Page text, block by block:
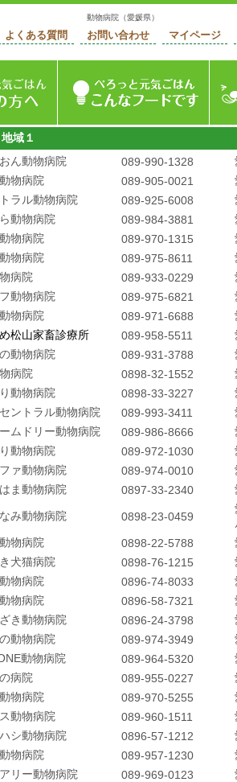
動物病院（愛媛県）
よくある質問 お問い合わせ マイページ
域１
ん動物病院
089-990-1328
物病院
089-905-0021
ラル動物病院
089-925-6008
動物病院
089-984-3881
物病院
089-970-1315
物病院
089-975-8611
病院
089-933-0229
動物病院
089-975-6821
物病院
089-971-6688
松山家畜診療所
089-958-5511
動物病院
089-931-3788
病院
0898-32-1552
動物病院
0898-33-3227
ントラル動物病院
089-993-3411
ームドリー動物病院
089-986-8666
動物病院
089-972-1030
ァ動物病院
089-974-0010
ま動物病院
0897-33-2340
み動物病院 0898-23-0459
物病院
0898-22-5788
犬猫病院
0898-76-1215
物病院
0896-74-8033
物病院
0896-58-7321
き動物病院
0896-24-3798
動物病院
089-974-3949
動物病院
089-964-5320
病院
089-955-0227
物病院
089-970-5255
動物病院
089-960-1511
シ動物病院
0896-57-1212
物病院
089-957-1230
リー動物病院
089-969-0123